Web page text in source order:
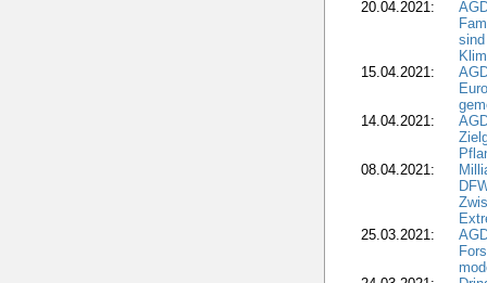
20.04.2021:
15.04.2021:
14.04.2021:
08.04.2021:
25.03.2021: